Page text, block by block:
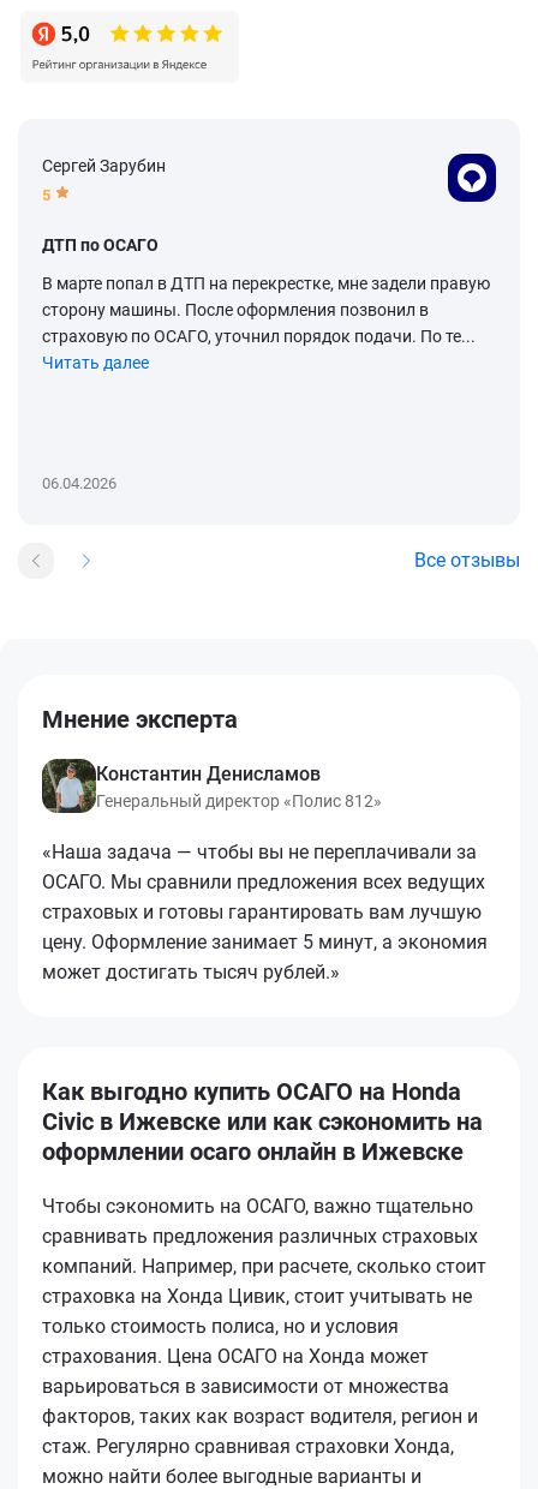
Сергей Зарубин
5
ДТП по ОСАГО
В марте попал в ДТП на перекрестке, мне задели правую
сторону машины. После оформления позвонил в
страховую по ОСАГО, уточнил порядок подачи. По те...
Читать далее
06.04.2026
Все отзывы
Мнение эксперта
Константин Денисламов
Генеральный директор «Полис 812»
«Наша задача — чтобы вы не переплачивали за
ОСАГО. Мы сравнили предложения всех ведущих
страховых и готовы гарантировать вам лучшую
цену. Оформление занимает 5 минут, а экономия
может достигать тысяч рублей.»
Как выгодно купить ОСАГО на Honda
Civic в Ижевске или как сэкономить на
оформлении осаго онлайн в Ижевске
Чтобы сэкономить на ОСАГО, важно тщательно
сравнивать предложения различных страховых
компаний. Например, при расчете, сколько стоит
страховка на Хонда Цивик, стоит учитывать не
только стоимость полиса, но и условия
страхования. Цена ОСАГО на Хонда может
варьироваться в зависимости от множества
факторов, таких как возраст водителя, регион и
стаж. Регулярно сравнивая страховки Хонда,
можно найти более выгодные варианты и